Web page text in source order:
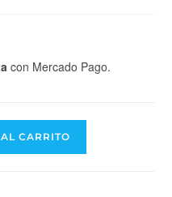
con Mercado Pago.
CARRITO